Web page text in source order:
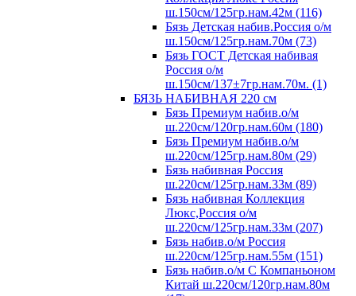
ш.150см/125гр.нам.42м (116)
Бязь Детская набив.Россия о/м
ш.150см/125гр.нам.70м (73)
Бязь ГОСТ Детская набивая
Россия о/м
ш.150см/137±7гр.нам.70м. (1)
БЯЗЬ НАБИВНАЯ 220 см
Бязь Премиум набив.о/м
ш.220см/120гр.нам.60м (180)
Бязь Премиум набив.о/м
ш.220см/125гр.нам.80м (29)
Бязь набивная Россия
ш.220см/125гр.нам.33м (89)
Бязь набивная Коллекция
Люкс,Россия о/м
ш.220см/125гр.нам.33м (207)
Бязь набив.о/м Россия
ш.220см/125гр.нам.55м (151)
Бязь набив.о/м С Компаньоном
Китай ш.220см/120гр.нам.80м